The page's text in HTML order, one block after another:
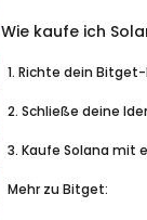
Wie kaufe ich
1. Richte dein
2. Schließe deine
3. Kaufe Solana mit
Mehr zu Bitget: